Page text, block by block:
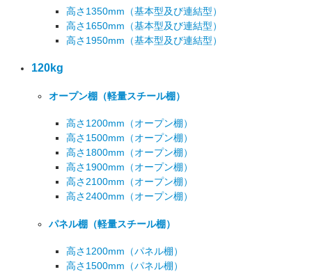
高さ1350mm （基本型及び連結型）
高さ1650mm （基本型及び連結型）
高さ1950mm （基本型及び連結型）
120kg
オープン棚 （軽量スチール棚）
高さ1200mm （オープン棚）
高さ1500mm （オープン棚）
高さ1800mm （オープン棚）
高さ1900mm （オープン棚）
高さ2100mm （オープン棚）
高さ2400mm （オープン棚）
パネル棚 （軽量スチール棚）
高さ1200mm （パネル棚）
高さ1500mm （パネル棚）